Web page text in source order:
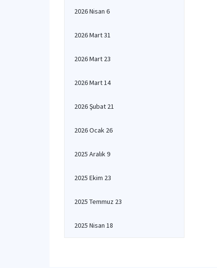
2026 Nisan 6
2026 Mart 31
2026 Mart 23
2026 Mart 14
2026 Şubat 21
2026 Ocak 26
2025 Aralık 9
2025 Ekim 23
2025 Temmuz 23
2025 Nisan 18